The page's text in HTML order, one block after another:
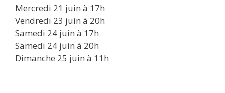
Mercredi 21 juin à 17h
Vendredi 23 juin à 20h
Samedi 24 juin à 17h
Samedi 24 juin à 20h
Dimanche 25 juin à 11h